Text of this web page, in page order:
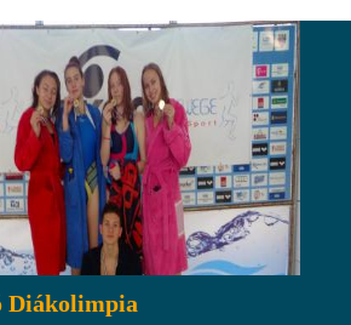
Diákolimpia